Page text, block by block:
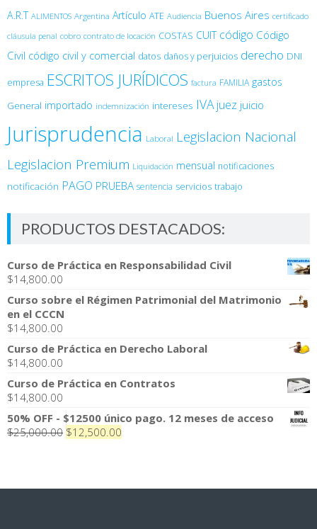
A.R.T ALIMENTOS Argentina Artículo ATE Audiencia Buenos Aires certificado
cláusula penal cobro contrato de locación COSTAS CUIT código Código
Civil código civil y comercial datos daños y perjuicios derecho DNI
empresa ESCRITOS JURÍDICOS factura FAMILIA gastos
General importado indemnización intereses IVA juez juicio
Jurisprudencia Laboral Legislacion Nacional
Legislacion Premium Liquidación mensual notificaciones
notificación PAGO PRUEBA sentencia servicios trabajo
PRODUCTOS DESTACADOS:
Curso de Práctica en Responsabilidad Civil
$14,800.00
Curso sobre el Régimen Patrimonial del Matrimonio
en el CCCN
$14,800.00
Curso de Práctica en Derecho Laboral
$14,800.00
Curso de Práctica en Contratos
$14,800.00
50% OFF - $12500 único pago. 12 meses de acceso
$25,000.00 El
$25,000.00.
$12,500.00
$12,500.00.